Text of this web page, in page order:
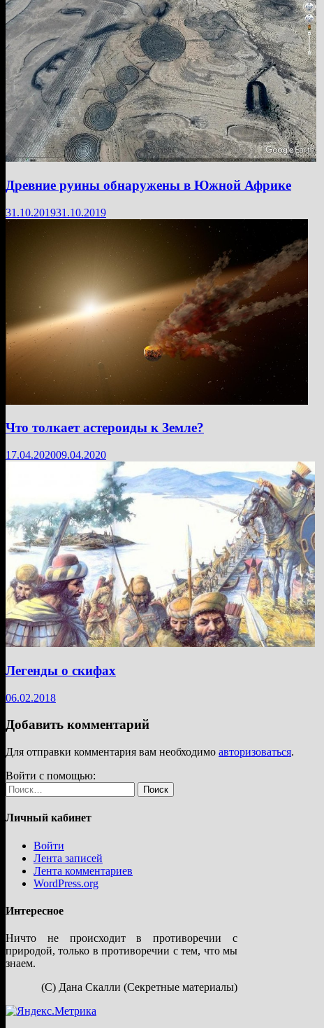
Древние руины обнаружены в Южной Африке
31.10.201931.10.2019
Что толкает астероиды к Земле?
17.04.202009.04.2020
Легенды о скифах
06.02.2018
Добавить комментарий
Для отправки комментария вам необходимо авторизоваться.
Войти с помощью:
Найти:
Личный кабинет
Войти
Лента записей
Лента комментариев
WordPress.org
Интересное
Ничто не происходит в противоречии с
природой, только в противоречии с тем, что мы
знаем.
(С) Дана Скалли (Секретные материалы)